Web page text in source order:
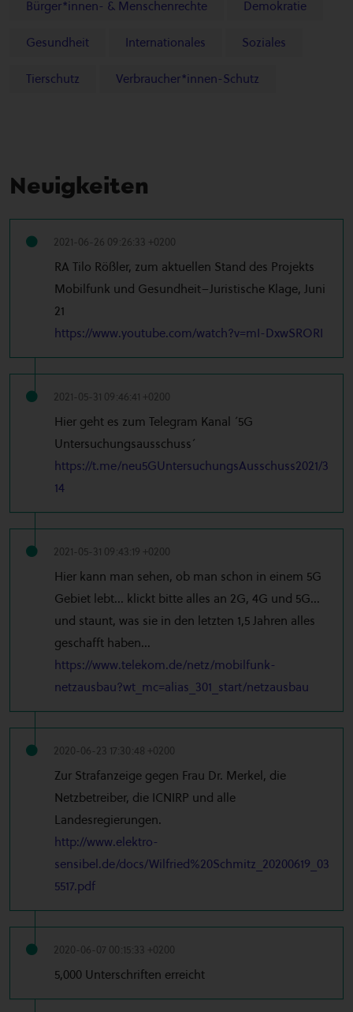
Bürger*innen- & Menschenrechte Demokratie
Gesundheit Internationales Soziales
Tierschutz Verbraucher*innen-Schutz
Neuigkeiten
2021-06-26 09:26:33 +0200
RA Tilo Rößler, zum aktuellen Stand des Projekts
Mobilfunk und Gesundheit–Juristische Klage, Juni
21
https://www.youtube.com/watch?v=mI-DxwSRORI
2021-05-31 09:46:41 +0200
Hier geht es zum Telegram Kanal ´5G
Untersuchungsausschuss´
https://t.me/neu5GUntersuchungsAusschuss2021/3
14
2021-05-31 09:43:19 +0200
Hier kann man sehen, ob man schon in einem 5G
Gebiet lebt... klickt bitte alles an 2G, 4G und 5G...
und staunt, was sie in den letzten 1,5 Jahren alles
geschafft haben...
https://www.telekom.de/netz/mobilfunk-
netzausbau?wt_mc=alias_301_start/netzausbau
2020-06-23 17:30:48 +0200
Zur Strafanzeige gegen Frau Dr. Merkel, die
Netzbetreiber, die ICNIRP und alle
Landesregierungen.
http://www.elektro-
sensibel.de/docs/Wilfried%20Schmitz_20200619_03
5517.pdf
2020-06-07 00:15:33 +0200
5,000 Unterschriften erreicht